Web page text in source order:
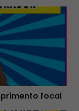
focal
focal